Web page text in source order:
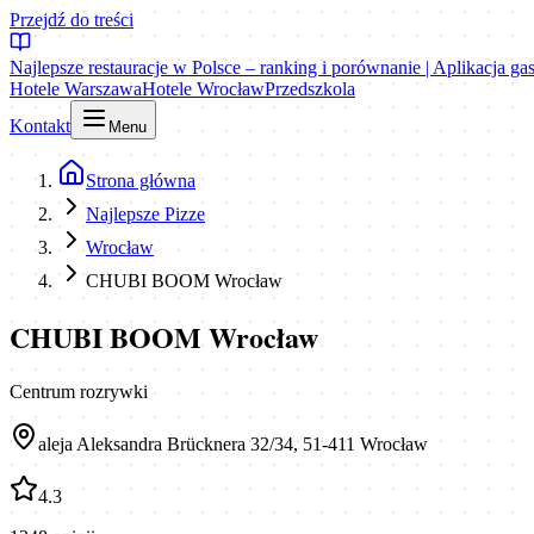
Przejdź do treści
Najlepsze restauracje w Polsce – ranking i porównanie | Aplikacja
Hotele WarszawaHotele WrocławPrzedszkola
Kontakt
Menu
Strona główna
Najlepsze Pizze
Wrocław
CHUBI BOOM Wrocław
CHUBI BOOM Wrocław
Centrum rozrywki
aleja Aleksandra Brücknera 32/34, 51-411 Wrocław
4.3